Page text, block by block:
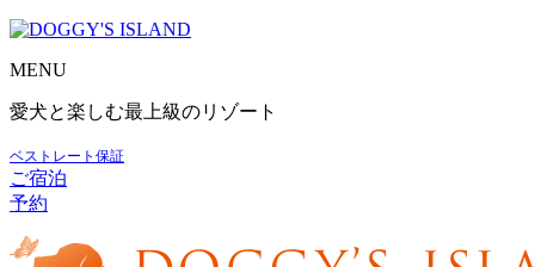
MENU
愛犬と楽しむ最上級のリゾート
ベストレート保証
ご宿泊
予約